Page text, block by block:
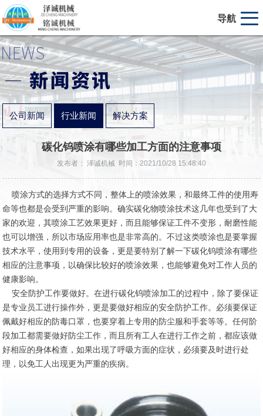
导航
公司新闻 行业新闻 解决方案
碳化钨喷涂有哪些加工方面的注意事项
发布者： 泽诚机械 时间：2021/10/28 15:48:40
喷涂方式的选择方式不同，整体上的喷涂效果，和最终工件的使用寿
命等也都是会受到严重的影响。确实碳化物喷涂技术这几年也受到了大
家的欢迎，其喷涂工艺效果更好，而且能够保证工件不变形，耐磨性能
也可以增强，所以市场应用率也是非常高的。不过这类喷涂也是要掌握
技术水平，使用到专用的设备，更是要特别了解一下碳化钨喷涂有哪些
相应的注意事项，以确保比较好的喷涂效果，也能够避免对工作人员的
健康影响。
安全防护工作要做好。在进行碳化钨喷涂加工的过程中，除了要保证
是专业员工进行操作外，更是要做好相应的安全防护工作。必须要保证
佩戴好相应的防毒口罩，也要穿着上专用的防尘服和手套等等。任何阶
段加工都需要做好防尘工作，而且所有工人在进行工作之前，都应该做
好相应的身体检查，如果出现了呼吸方面的症状，必须要及时进行处
理，以免工人出现更为严重的疾病。